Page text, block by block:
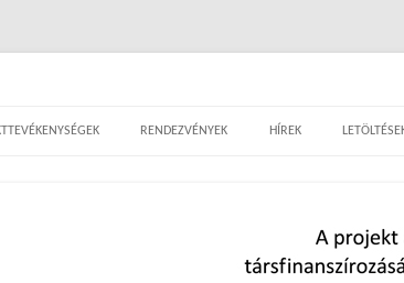
kalandozások a szecesszió
RENDEZVÉNYEK HÍREK